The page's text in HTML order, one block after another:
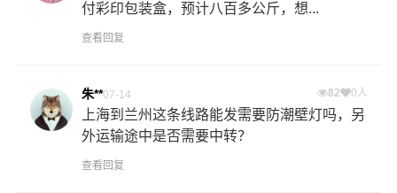
付彩印包装盒，预计八百多公斤，想...
查看回复
朱**07-14 82 0人
上海到兰州这条线路能发需要防潮壁灯吗，另
外运输途中是否需要中转？
查看回复